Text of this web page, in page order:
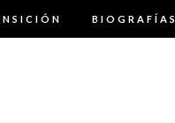
BIOGRAFÍAS